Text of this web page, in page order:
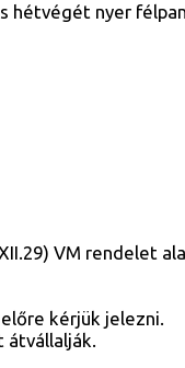
hétvégét nyer
VM rendelet
kérjük jelezni.
átvállalják.